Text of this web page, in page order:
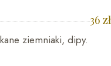
36 zł
ziemniaki, dipy.